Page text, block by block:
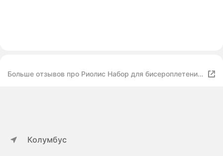
Больше отзывов про Риолис Набор для бисероплетения
Колумбус